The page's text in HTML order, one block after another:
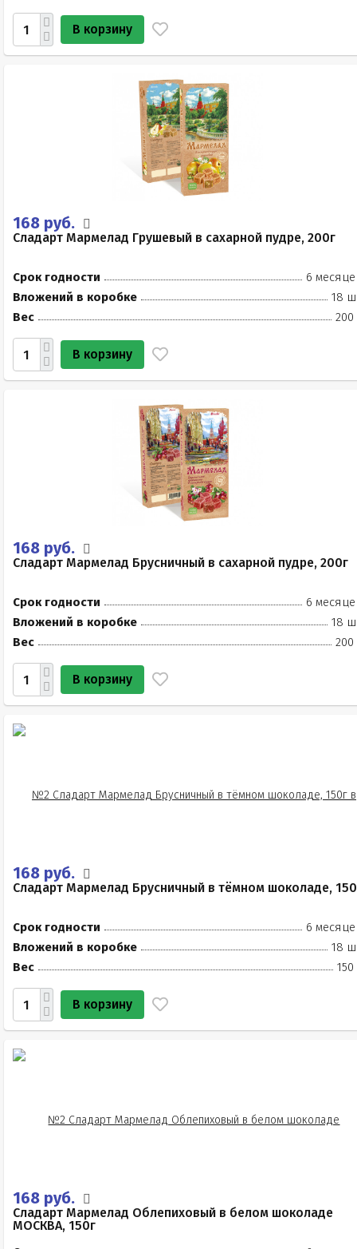
В корзину
168 руб.
Сладарт Мармелад Грушевый в сахарной пудре, 200г
Срок годности
6
Вложений в коробке
18
Вес
200
В корзину
168 руб.
Сладарт Мармелад Брусничный в сахарной пудре, 200г
Срок годности
6
Вложений в коробке
18
Вес
200
В корзину
168 руб.
Сладарт Мармелад Брусничный в тёмном шоколаде,
Срок годности
6
Вложений в коробке
18
Вес
150
В корзину
168 руб.
Сладарт Мармелад Облепиховый в белом шоколаде
МОСКВА, 150г